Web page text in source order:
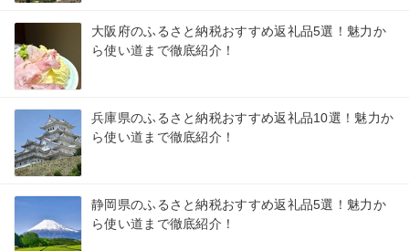
大阪府のふるさと納税おすすめ返礼品5選！魅力か
ら使い道まで徹底紹介！
兵庫県のふるさと納税おすすめ返礼品10選！魅力か
ら使い道まで徹底紹介！
静岡県のふるさと納税おすすめ返礼品5選！魅力か
ら使い道まで徹底紹介！